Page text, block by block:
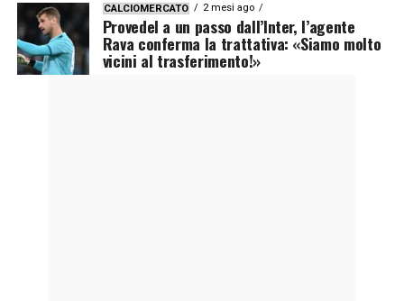
CALCIOMERCATO 2 mesi ago
Provedel a un passo dall’Inter, l’agente
Rava conferma la trattativa: «Siamo molto
vicini al trasferimento!»